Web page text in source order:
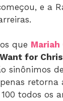
e a
que Mariah
for
sinônimos
retorna
todos os